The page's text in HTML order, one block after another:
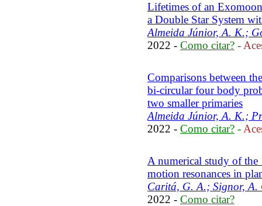
Lifetimes of an
a Double Star System
Almeida Júnior, A. K.;
2022 - Como citar? -
Comparisons between
bi-circular four body
two smaller primaries
Almeida Júnior, A. K.;
2022 - Como citar? -
A numerical study of the
motion resonances in
Caritá, G. A.; Signor,
2022 - Como citar?